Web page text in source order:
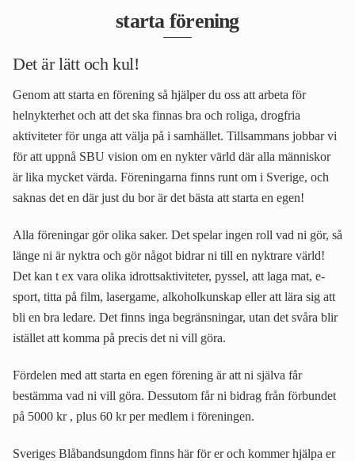
starta förening
Det är lätt och kul!
Genom att starta en förening så hjälper du oss att arbeta för
helnykterhet och att det ska finnas bra och roliga, drogfria
aktiviteter för unga att välja på i samhället. Tillsammans jobbar vi
för att uppnå SBU vision om en nykter värld där alla människor
är lika mycket värda. Föreningarna finns runt om i Sverige, och
saknas det en där just du bor är det bästa att starta en egen!
Alla föreningar gör olika saker. Det spelar ingen roll vad ni gör, så
länge ni är nyktra och gör något bidrar ni till en nyktrare värld!
Det kan t ex vara olika idrottsaktiviteter, pyssel, att laga mat, e-
sport, titta på film, lasergame, alkoholkunskap eller att lära sig att
bli en bra ledare. Det finns inga begränsningar, utan det svåra blir
istället att komma på precis det ni vill göra.
Fördelen med att starta en egen förening är att ni själva får
bestämma vad ni vill göra. Dessutom får ni bidrag från förbundet
på 5000 kr , plus 60 kr per medlem i föreningen.
Sveriges Blåbandsungdom finns här för er och kommer hjälpa er